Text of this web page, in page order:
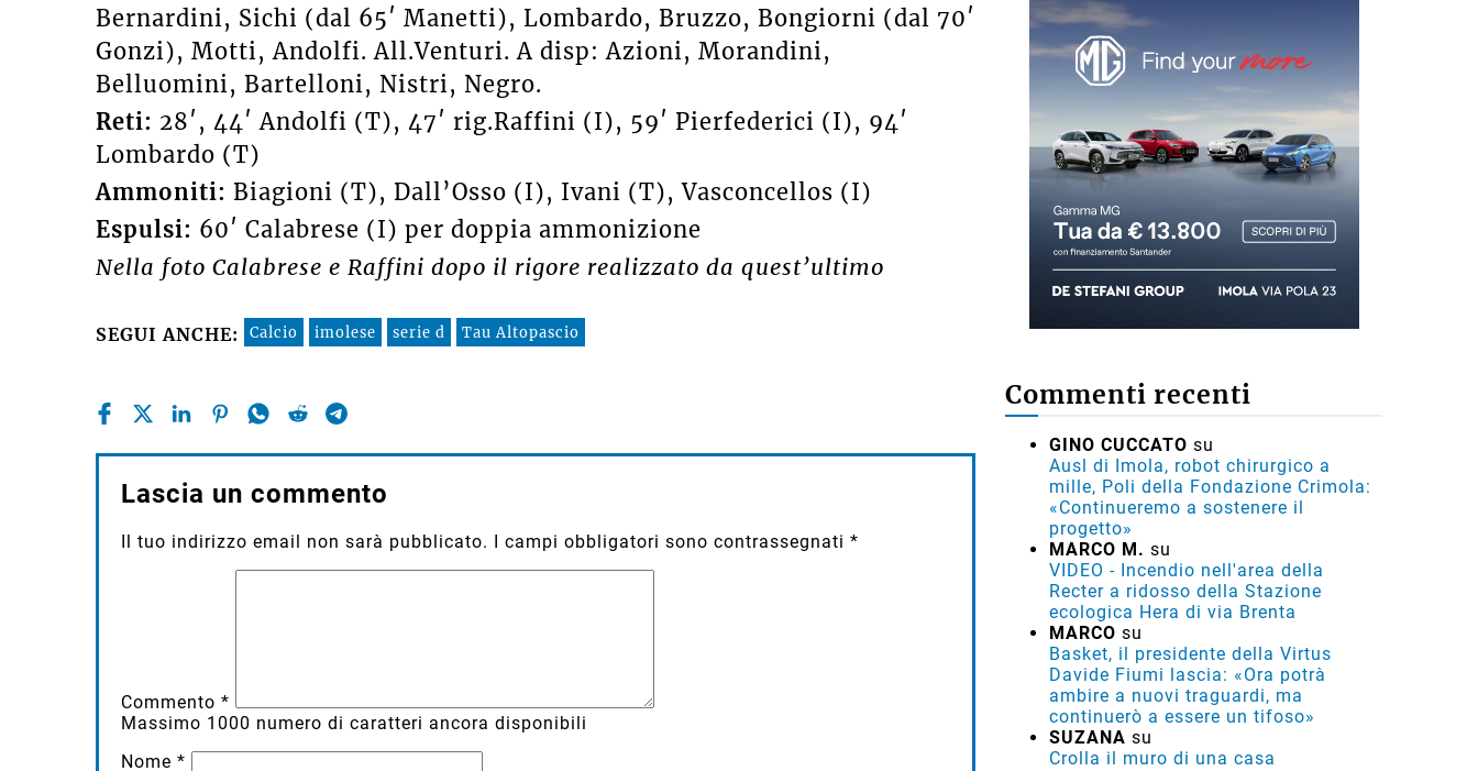
Bernardini, Sichi (dal 65′ Manetti), Lombardo, Bruzzo, Bongiorni (dal 70′
Gonzi), Motti, Andolfi. All.Venturi. A disp: Azioni, Morandini,
Belluomini, Bartelloni, Nistri, Negro.
Reti: 28′, 44′ Andolfi (T), 47′ rig.Raffini (I), 59′ Pierfederici (I), 94′
Lombardo (T)
Ammoniti: Biagioni (T), Dall’Osso (I), Ivani (T), Vasconcellos (I)
Espulsi: 60′ Calabrese (I) per doppia ammonizione
Nella foto Calabrese e Raffini dopo il rigore realizzato da quest’ultimo
SEGUI ANCHE: Calcio imolese serie d Tau Altopascio
Lascia un commento
Il tuo indirizzo email non sarà pubblicato. I campi obbligatori sono contrassegnati *
Commento *
Massimo 1000 numero di caratteri ancora disponibili
Nome *
Commenti recenti
GINO CUCCATO su
Ausl di Imola, robot chirurgico a
mille, Poli della Fondazione Crimola:
«Continueremo a sostenere il
progetto»
MARCO M. su
VIDEO - Incendio nell'area della
Recter a ridosso della Stazione
ecologica Hera di via Brenta
MARCO su
Basket, il presidente della Virtus
Davide Fiumi lascia: «Ora potrà
ambire a nuovi traguardi, ma
continuerò a essere un tifoso»
SUZANA su
Crolla il muro di una casa